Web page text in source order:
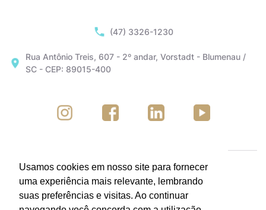
(47) 3326-1230
Rua Antônio Treis, 607 - 2º andar, Vorstadt - Blumenau /
SC - CEP: 89015-400
Usamos cookies em nosso site para fornecer
uma experiência mais relevante, lembrando
suas preferências e visitas. Ao continuar